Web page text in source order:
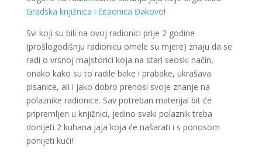
Gradska knjižnica i čitaonica Đakovo!
Svi koji su bili na ovoj radionici prije 2 godine
(prošlogodišnju radionicu omele su mjere) znaju da se
radi o vrsnoj majstorici koja na stari seoski način,
onako kako su to radile bake i prabake, ukrašava
pisanice, ali i jako dobro prenosi svoje znanje na
polaznike radionice. Sav potreban materijal bit će
pripremljen u knjižnici, jedino svaki polaznik treba
donijeti 2 kuhana jaja koja će našarati i s ponosom
ponijeti kući!